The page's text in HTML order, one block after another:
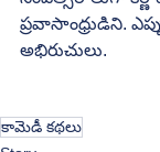
ప్రవాసాంధ్రుడిని.
అభిరుచులు.
కామెడీ కథలు